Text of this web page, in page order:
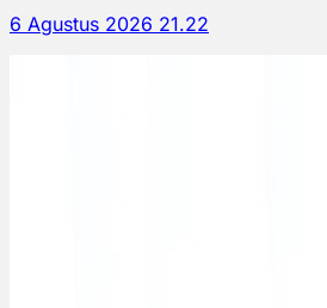
6 Agustus 2026 21.22